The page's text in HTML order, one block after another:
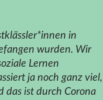
in
wurden. Wir
Lernen
ja noch ganz viel,
das ist durch Corona